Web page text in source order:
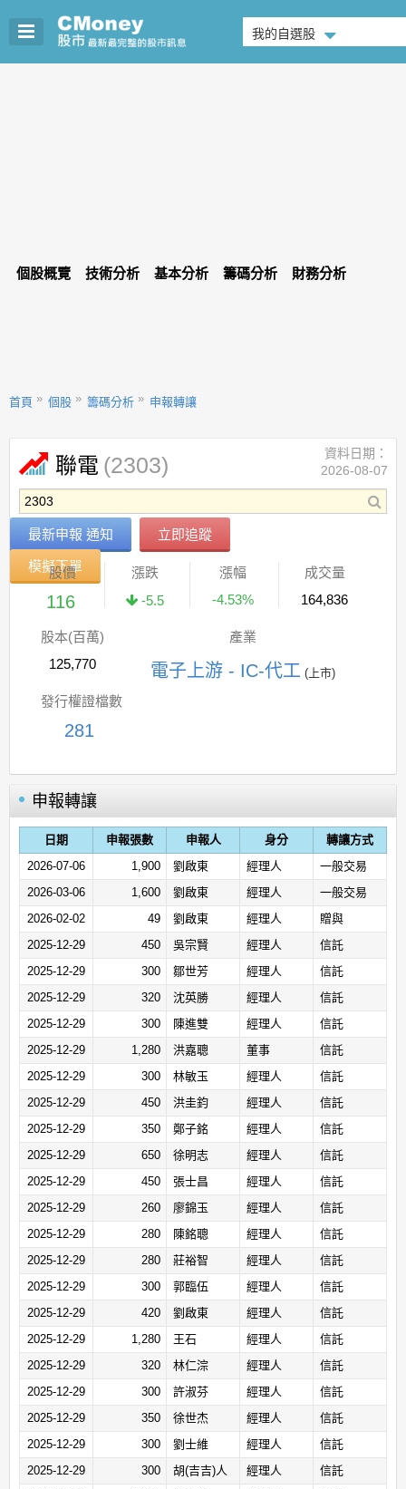
我的自選股
個股概覽 技術分析 基本分析 籌碼分析 財務分析
首頁 個股 籌碼分析 申報轉讓
聯電 (2303)
最新申報 通知 立即追蹤
模擬下單
資料日期：
2026-08-07
股價
116
漲跌
-5.5
漲幅
-4.53%
成交量
164,836
股本(百萬)
125,770
產業
電子上游 - IC-代工 (上市)
發行權證檔數
281
申報轉讓
日期 申報張數 申報人 身分
轉讓方式
2026-07-06
1,900 劉啟東 經理人
一般交易
2026-03-06
1,600 劉啟東 經理人
一般交易
2026-02-02
49 劉啟東 經理人
贈與
2025-12-29
450 吳宗賢 經理人
信託
2025-12-29
300 鄒世芳 經理人
信託
2025-12-29
320 沈英勝 經理人
信託
2025-12-29
300 陳進雙 經理人
信託
2025-12-29
1,280 洪嘉聰 董事
信託
2025-12-29
300 林敏玉 經理人
信託
2025-12-29
450 洪圭鈞 經理人
信託
2025-12-29
350 鄭子銘 經理人
信託
2025-12-29
650 徐明志 經理人
信託
2025-12-29
450 張士昌 經理人
信託
2025-12-29
260 廖錦玉 經理人
信託
2025-12-29
280 陳銘聰 經理人
信託
2025-12-29
280 莊裕智 經理人
信託
2025-12-29
300 郭臨伍 經理人
信託
2025-12-29
420 劉啟東 經理人
信託
2025-12-29
1,280 王石 經理人
信託
2025-12-29
320 林仁淙 經理人
信託
2025-12-29
300 許淑芬 經理人
信託
2025-12-29
350 徐世杰 經理人
信託
2025-12-29
300 劉士維 經理人
信託
2025-12-29
300 胡(吉吉)人 經理人
信託